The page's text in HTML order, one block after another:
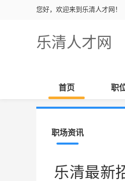
您好，欢迎来到乐清人才网！
乐清人才网
首页 职
职场资讯
乐清最新